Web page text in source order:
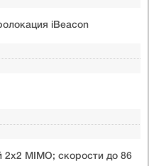
iBeacon
2x2 MIMO; скорости до 86